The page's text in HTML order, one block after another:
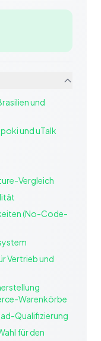
und
und uTalk
Vergleich
(No-Code-
Vertrieb und
Warenkörbe
Qualifizierung
für den